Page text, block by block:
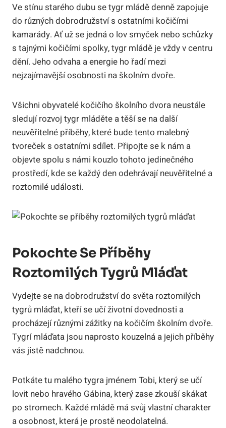
Ve stínu starého dubu se tygr mládě denně zapojuje
do různých dobrodružství s ostatními kočičími
kamarády. Ať už se jedná o lov smyček nebo schůzky
s tajnými kočičími spolky, tygr mládě je vždy v centru
dění. Jeho odvaha a energie ho řadí mezi
nejzajímavější osobnosti na školním dvoře.
Všichni obyvatelé kočičího školního dvora neustále
sledují rozvoj tygr mláděte a těší se na další
neuvěřitelné příběhy, které bude tento malebný
tvoreček s ostatními sdílet. Připojte se k nám a
objevte spolu s námi kouzlo tohoto jedinečného
prostředí, kde se každý den odehrávají neuvěřitelné a
roztomilé události.
Pokochte Se Příběhy
Roztomilých Tygrů Mláďat
Vydejte se na dobrodružství do světa roztomilých
tygrů mláďat, kteří se učí životní dovednosti a
procházejí různými zážitky na kočičím školním dvoře.
Tygrí mláďata jsou naprosto kouzelná a jejich příběhy
vás jistě nadchnou.
Potkáte tu malého tygra jménem Tobi, který se učí
lovit nebo hravého Gábina, který zase zkouší skákat
po stromech. Každé mládě má svůj vlastní charakter
a osobnost, která je prostě neodolatelná.